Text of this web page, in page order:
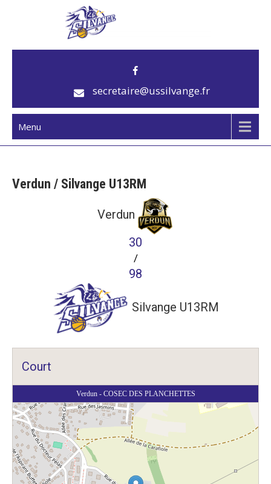
US Silvange
Club de basket
secretaire@ussilvange.fr
Menu
Verdun / Silvange U13RM
Verdun
30
/
98
Silvange U13RM
Court
Verdun - COSEC DES PLANCHETTES